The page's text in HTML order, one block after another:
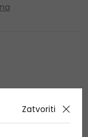
Zatvoriti